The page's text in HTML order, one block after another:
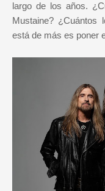
largo de los años.
Mustaine? ¿Cuántos
está de más es poner